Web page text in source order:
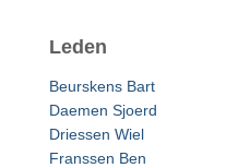
Leden
Beurskens Bart
Daemen Sjoerd
Driessen Wiel
Franssen Ben